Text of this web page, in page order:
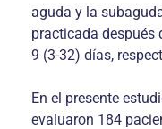
aguda y la
practicada des­pués
9 (3-32) días,
En el presente
evaluaron 184